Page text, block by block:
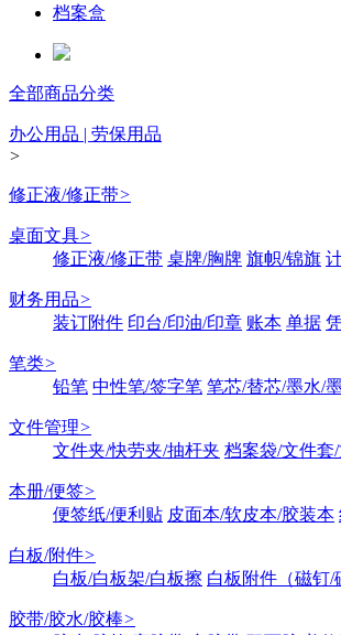
档案盒
全部商品分类
办公用品 | 劳保用品
>
修正液/修正带>
桌面文具>
修正液/修正带 桌牌/胸牌 旗帜/锦旗
财务用品>
装订附件 印台/印油/印章 账本 单据
笔类>
铅笔 中性笔/签字笔 笔芯/替芯/墨水/
文件管理>
文件夹/快劳夹/抽杆夹 档案袋/文件套
本册/便签>
便签纸/便利贴 皮面本/软皮本/胶装本
白板/附件>
白板/白板架/白板擦 白板附件（磁钉/
胶带/胶水/胶棒>